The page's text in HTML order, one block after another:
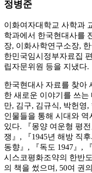
정병준
이화여자대학교 사학과
학과에서 한국현대사를
장, 이화사학연구소장,
한민국임시정부자료집
립자문위원 등을 지냈다.
한국현대사 자료를 찾아
한 새로운 이야기를 쓰
만, 김구, 김규식, 박헌영
인물들을 통해 시대와
있다. 『몽양 여운형 평
쟁』, 『1945년 해방 직
동향』, 『독도 1947』,
시스코평화조약의 한반
의 책을 썼으며, 50여 권